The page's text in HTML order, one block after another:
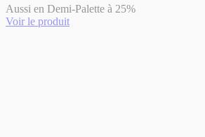
Aussi en Demi-Palette à 25%
Voir le produit